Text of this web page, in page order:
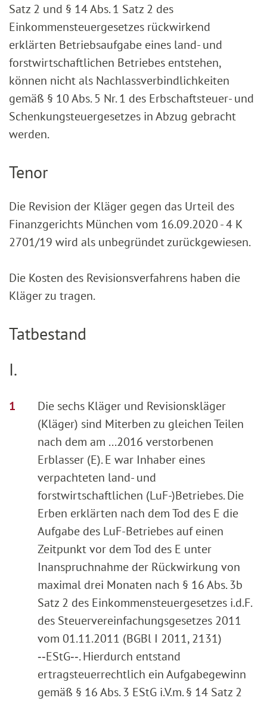
Satz 2 und § 14 Abs. 1 Satz 2 des
Einkommensteuergesetzes rückwirkend
erklärten Betriebsaufgabe eines land- und
forstwirtschaftlichen Betriebes entstehen,
können nicht als Nachlassverbindlichkeiten
gemäß § 10 Abs. 5 Nr. 1 des Erbschaftsteuer- und
Schenkungsteuergesetzes in Abzug gebracht
werden.
Tenor
Die Revision der Kläger gegen das Urteil des
Finanzgerichts München vom 16.09.2020 - 4 K
2701/19 wird als unbegründet zurückgewiesen.
Die Kosten des Revisionsverfahrens haben die
Kläger zu tragen.
Tatbestand
I.
Die sechs Kläger und Revisionskläger
(Kläger) sind Miterben zu gleichen Teilen
nach dem am ...2016 verstorbenen
Erblasser (E). E war Inhaber eines
verpachteten land- und
forstwirtschaftlichen (LuF-)Betriebes. Die
Erben erklärten nach dem Tod des E die
Aufgabe des LuF-Betriebes auf einen
Zeitpunkt vor dem Tod des E unter
Inanspruchnahme der Rückwirkung von
maximal drei Monaten nach § 16 Abs. 3b
Satz 2 des Einkommensteuergesetzes i.d.F.
des Steuervereinfachungsgesetzes 2011
vom 01.11.2011 (BGBl I 2011, 2131)
‑‑EStG‑‑. Hierdurch entstand
ertragsteuerrechtlich ein Aufgabegewinn
gemäß § 16 Abs. 3 EStG i.V.m. § 14 Satz 2